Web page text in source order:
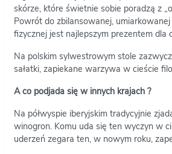
skórze, które świetnie sobie poradzą z
Powrót do zbilansowanej,
fizycznej jest najlepszym prezentem dla
Na polskim sylwestrowym stole
sałatki, zapiekane warzywa w cieście
A co podjada się w innych krajach ?
Na półwyspie iberyjskim tradycyjnie
winogron. Komu uda się ten wyczyn w
uderzeń zegara ten, w nowym roku,